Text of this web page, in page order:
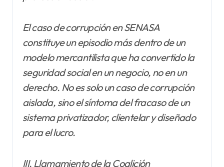
El caso de corrupción en SENASA
constituye un episodio más dentro de un
modelo mercantilista que ha convertido la
seguridad social en un negocio, no en un
derecho. No es solo un caso de corrupción
aislada, sino el síntoma del fracaso de un
sistema privatizador, clientelar y diseñado
para el lucro.
III. Llamamiento de la Coalición